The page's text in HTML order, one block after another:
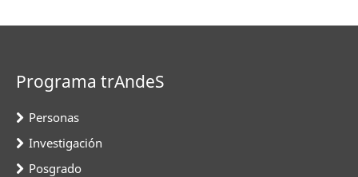
Programa trAndeS
Personas
Investigación
Posgrado